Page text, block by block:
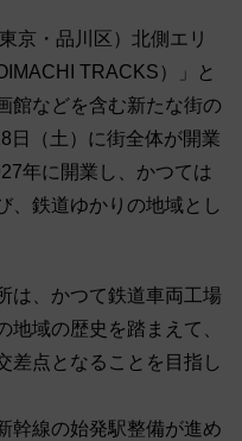
京・品川区）北側エリ
TRACKS）」と
館などを含む新たな街の
日（土）に街全体が開業
年に開業し、かつては
、鉄道ゆかりの地域とし
は、かつて鉄道車両工場
地域の歴史を踏まえて、
差点となることを目指し
幹線の始発駅整備が進め